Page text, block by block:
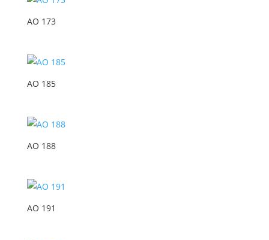
AO 173
AO 185
AO 188
AO 191